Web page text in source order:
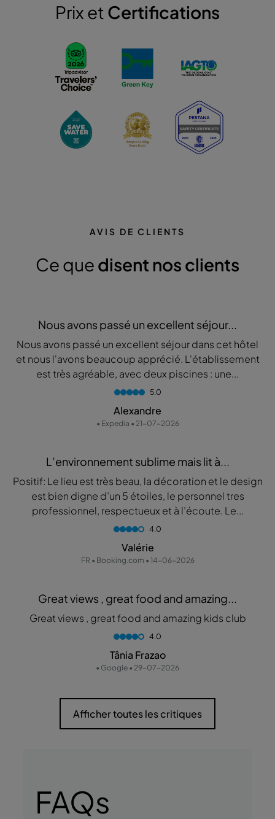
Prix et Certifications
AVIS DE CLIENTS
Ce que disent nos clients
Nous avons passé un excellent séjour...
Nous avons passé un excellent séjour dans cet hôtel
et nous l'avons beaucoup apprécié. L'établissement
est très agréable, avec deux piscines : une...
5.0
Alexandre
• Expedia • 21-07-2026
L’environnement sublime mais lit à...
Positif: Le lieu est très beau, la décoration et le design
est bien digne d’un 5 étoiles, le personnel tres
professionnel, respectueux et à l’écoute. Le...
4.0
Valérie
FR • Booking.com • 14-06-2026
Great views , great food and amazing...
Great views , great food and amazing kids club
4.0
Tânia Frazao
• Google • 29-07-2026
Afficher toutes les critiques
FAQs